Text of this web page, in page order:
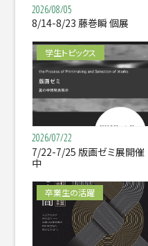
2026/08/05
8/14-8/23 藤巻瞬 個展
学生トピックス
2026/07/22
7/22-7/25 版画ゼミ展開催
中
卒業生の活躍